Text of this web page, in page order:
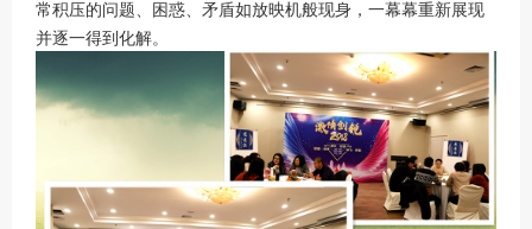
常积压的问题、困惑、矛盾如放映机般现身，一幕幕重新展现
并逐一得到化解。